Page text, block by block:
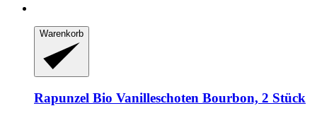
Warenkorb
Rapunzel Bio Vanilleschoten Bourbon, 2 Stück